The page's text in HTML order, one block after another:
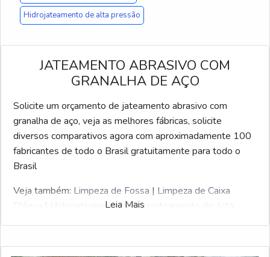
Hidrojateamento de alta pressão
JATEAMENTO ABRASIVO COM
GRANALHA DE AÇO
Solicite um orçamento de jateamento abrasivo com
granalha de aço, veja as melhores fábricas, solicite
diversos comparativos agora com aproximadamente 100
fabricantes de todo o Brasil gratuitamente para todo o
Brasil
Veja também: Limpeza de Fossa | Limpeza de Caixa
D'água
| Hidrojateamento|Hidrojateamento de Alta
Leia Mais